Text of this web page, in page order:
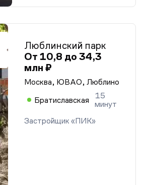
Люблинский парк
От 10,8 до 34,3
млн ₽
Москва, ЮВАО, Люблино
Братиславская
15
минут
Застройщик «ПИК»